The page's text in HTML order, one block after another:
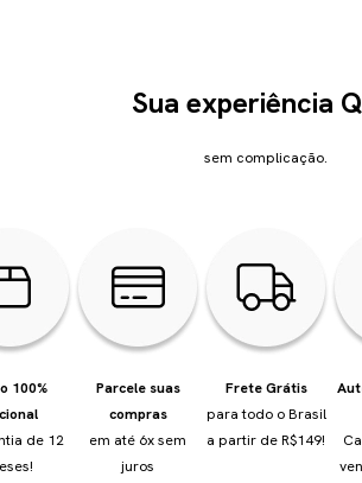
Sua experiência
sem complicação.
100%
de 12
Parcele suas
compras
em até 6x sem
juros
Frete Grátis
para todo o Brasil
a partir de R$149!